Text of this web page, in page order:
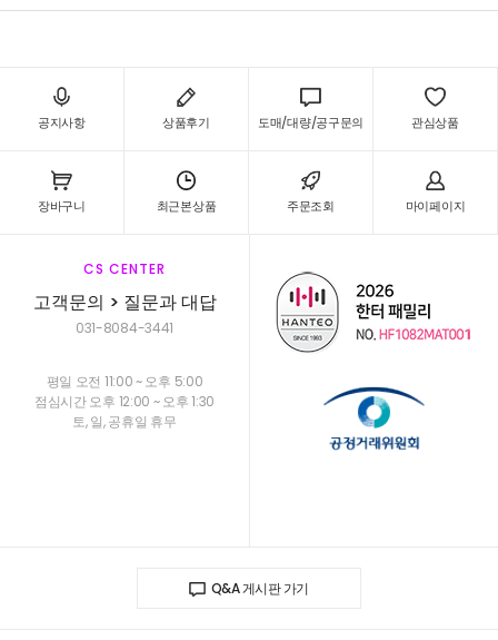
공지사항 상품후기 도매/대량/공구문의 관심상품
장바구니 최근본상품 주문조회 마이페이지
CS CENTER
고객문의 > 질문과 대답
031-8084-3441
평일 오전 11:00 ~ 오후 5:00
점심시간 오후 12:00 ~ 오후 1:30
토, 일, 공휴일 휴무
Q&A 게시판 가기